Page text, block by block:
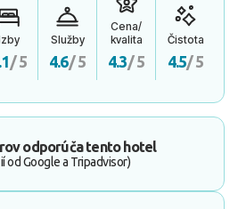
/ 5
Služby
4.6/ 5
Cena/
kvalita
4.3/ 5
Čistota
4.5/ 5
odporúča tento hotel
od Google a Tripadvisor)